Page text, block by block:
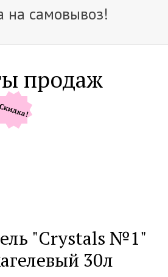
на самовывоз!
продаж
Скидка!
"Crystals №1"
30л